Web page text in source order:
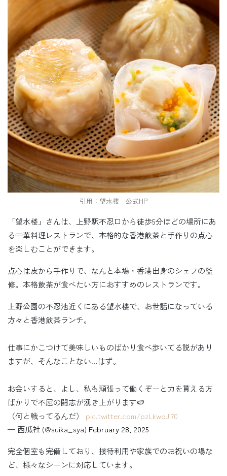
引用：望水楼 公式HP
「望水楼」さんは、上野駅不忍口から徒歩5分ほどの場所にあ
る中華料理レストランで、本格的な香港飲茶と手作りの点心
を楽しむことができます。
点心は皮から手作りで、なんと本場・香港出身のシェフの監
修。本格飲茶が食べたい方におすすめのレストランです。
上野公園の不忍池近くにある望水楼で、お世話になっている
方々と香港飲茶ランチ。
仕事にかこつけて美味しいものばかり食べ歩いてる説があり
ますが、そんなことない…はず。
お会いすると、よし、私も頑張って働くぞーと力を貰える方
ばかりで不屈の闘志が湧き上がります🍉
（何と戦ってるんだ） pic.twitter.com/pzLkwoJi70
— 西瓜社 (@suika_sya) February 28, 2025
完全個室も完備しており、接待利用や家族でのお祝いの場な
ど、様々なシーンに対応しています。